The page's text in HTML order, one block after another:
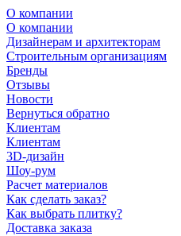
О компании
О компании
Дизайнерам и архитекторам
Строительным организациям
Бренды
Отзывы
Новости
Вернуться обратно
Клиентам
Клиентам
3D-дизайн
Шоу-рум
Расчет материалов
Как сделать заказ?
Как выбрать плитку?
Доставка заказа